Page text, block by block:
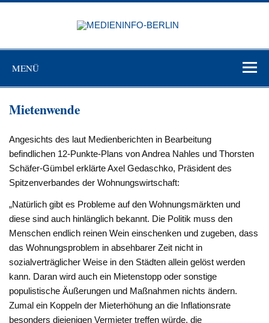
Zum
MENÜ
Mietenwende
Angesichts des laut Medienberichten in Bearbeitung
befindlichen 12-Punkte-Plans von Andrea Nahles und Thorsten
Schäfer-Gümbel erklärte Axel Gedaschko, Präsident des
Spitzenverbandes der Wohnungswirtschaft:
„Natürlich gibt es Probleme auf den Wohnungsmärkten und
diese sind auch hinlänglich bekannt. Die Politik muss den
Menschen endlich reinen Wein einschenken und zugeben, dass
das Wohnungsproblem in absehbarer Zeit nicht in
sozialverträglicher Weise in den Städten allein gelöst werden
kann. Daran wird auch ein Mietenstopp oder sonstige
populistische Äußerungen und Maßnahmen nichts ändern.
Zumal ein Koppeln der Mieterhöhung an die Inflationsrate
besonders diejenigen Vermieter treffen würde, die